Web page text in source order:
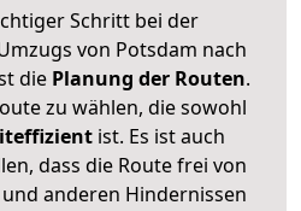
Schritt bei der
von Potsdam nach
diePlanung der Routen.
zu wählen, die sowohl
ist. Es ist auch
dass die Route frei von
anderen Hindernissen